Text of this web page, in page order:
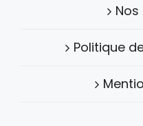
Politique